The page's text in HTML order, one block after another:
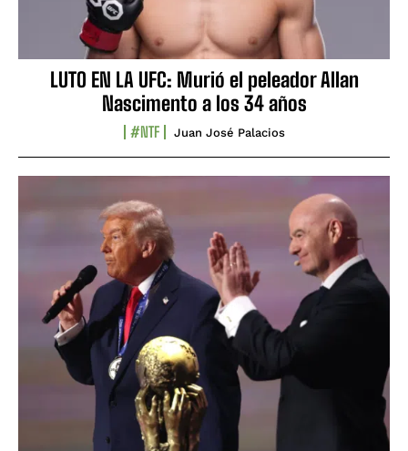
LUTO EN LA UFC: Murió el peleador Allan
Nascimento a los 34 años
#NTF Juan José Palacios